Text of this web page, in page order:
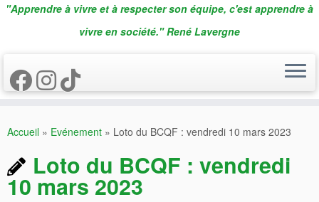
"Apprendre à vivre et à respecter son équipe, c'est apprendre à
vivre en société." René Lavergne
Accueil » Evénement » Loto du BCQF : vendredi 10 mars 2023
Loto du BCQF : vendredi
10 mars 2023